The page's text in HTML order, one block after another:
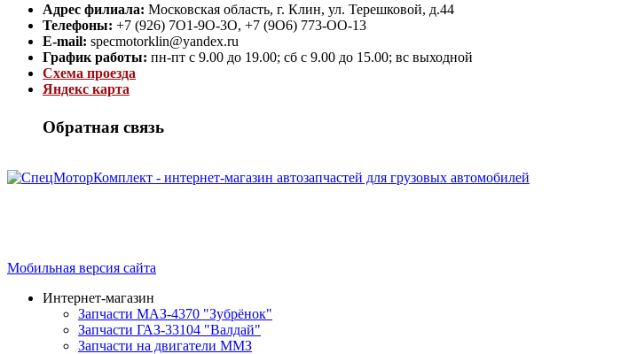
Адрес филиала: Московская область, г. Клин, ул. Терешковой, д.44
Телефоны: +7 (926) 7O1-9O-3O, +7 (9O6) 773-OO-13
E-mail: specmotorklin@yandex.ru
График работы: пн-пт с 9.00 до 19.00; сб с 9.00 до 15.00; вс выходной
Схема проезда
Яндекс карта
Обратная связь
Мобильная версия сайта
Интернет-магазин
Запчасти МАЗ-4370 "Зубрёнок"
Запчасти ГАЗ-33104 "Валдай"
Запчасти на двигатели ММЗ